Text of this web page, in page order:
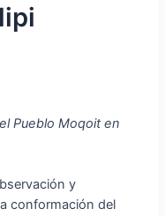
Pueblo Moqoit en
y
conformación del